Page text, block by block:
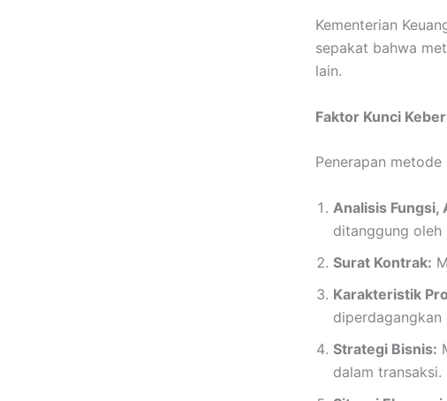
Kementerian
sepakat bahwa
lain.
Faktor Kunci
Penerapan
Analisis Fungsi,
ditanggung oleh
Surat Kontrak:
Karakteristik
diperdagangkan
Strategi Bisnis:
dalam transaksi.